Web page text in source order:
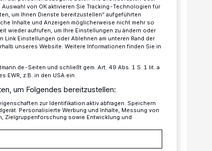
Tür
lädt
Tür
von OK aktivieren Sie Tracking-Technologien für
um Ihnen Dienste bereitzustellen“ aufgeführten
Inhalte und Anzeigen möglicherweise nicht mehr so
wieder aufrufen, um Ihre Einstellungen zu ändern oder
Link Einstellungen oder Ablehnen am unteren Rand der
unseres Website. Weitere Informationen finden Sie in
Seiten und schließt gem. Art. 49 Abs. 1 S. 1 lit. a
EWR, z.B. in den USA ein.
um Folgendes bereitzustellen:
zur Identifikation aktiv abfragen. Speichern
Personalisierte Werbung und Inhalte, Messung von
Zielgruppenforschung sowie Entwicklung und